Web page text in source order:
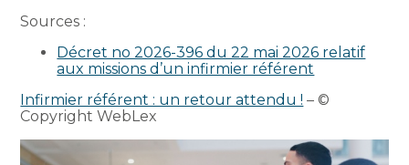
Sources :
Décret no 2026-396 du 22 mai 2026 relatif
aux missions d’un infirmier référent
Infirmier référent : un retour attendu ! – ©
Copyright WebLex